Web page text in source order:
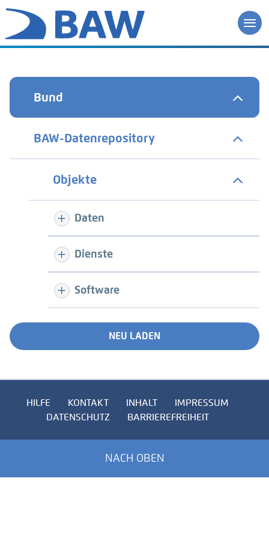
Bund
BAW-Datenrepository
Objekte
Daten
Dienste
Software
NEU LADEN
HILFE KONTAKT INHALT
IMPRESSUM
DATENSCHUTZ
BARRIEREFREIHEIT
NACH OBEN